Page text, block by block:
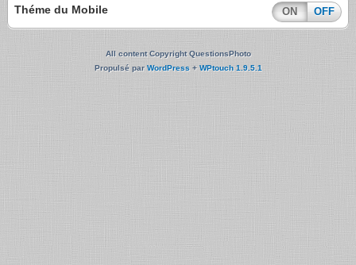
Théme du Mobile ON OFF
All content Copyright QuestionsPhoto
Propulsé parWordPress + WPtouch 1.9.5.1